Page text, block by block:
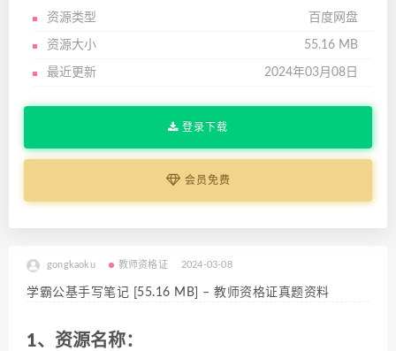
资源类型 百度网盘
资源大小 55.16 MB
最近更新 2024年03月08日
登录下载
会员免费
gongkaoku 教师资格证 2024-03-08
学霸公基手写笔记 [55.16 MB] – 教师资格证真题资料
1、资源名称：